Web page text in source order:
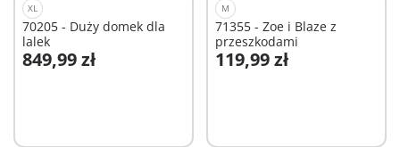
XL
70205 - Duży domek dla
lalek
849,99 zł
Dodaj do koszyka
M
71355 - Zoe i Blaze z
przeszkodami
119,99 zł
Dodaj do koszyka